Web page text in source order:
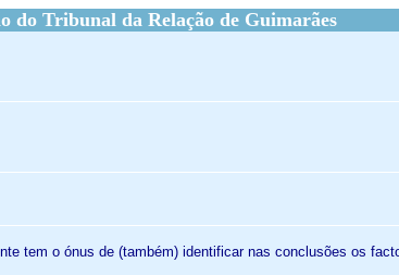
do Tribunal da Relação de Guimarães
tem o ónus de (também) identificar nas conclusões os